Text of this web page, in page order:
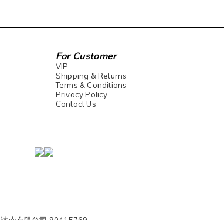
For Customer
VIP
Shipping & Returns
Terms & Conditions
Privacy Policy
Contact Us